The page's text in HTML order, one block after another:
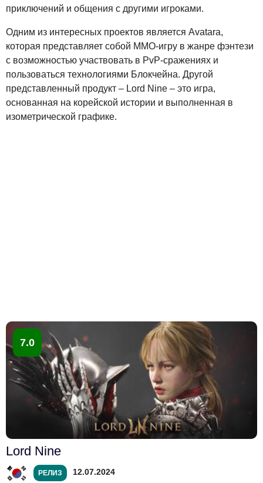
приключений и общения с другими игроками.
Одним из интересных проектов является Avatara,
которая представляет собой MMO-игру в жанре фэнтези
с возможностью участвовать в PvP-сражениях и
пользоваться технологиями Блокчейна. Другой
представленный продукт – Lord Nine – это игра,
основанная на корейской истории и выполненная в
изометрической графике.
7.0
Lord Nine
РЕЛИЗ 12.07.2024